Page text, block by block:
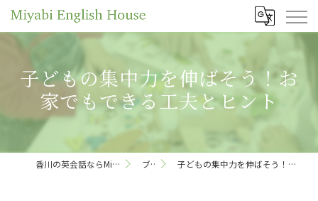
子どもの集中力を伸ばそう！お
家でもできる工夫とヒント
香川の英会話ならMiyabi English House ブログ 子どもの集中力を伸ばそう！お家でもできる工夫とヒント